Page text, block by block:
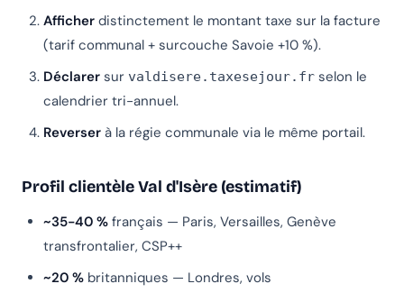
Afficher distinctement le montant taxe sur la facture
(tarif communal + surcouche Savoie +10 %).
Déclarer sur valdisere.taxesejour.fr selon le
calendrier tri-annuel.
Reverser à la régie communale via le même portail.
Profil clientèle Val d'Isère (estimatif)
~35-40 % français — Paris, Versailles, Genève
transfrontalier, CSP++
~20 % britanniques — Londres, vols